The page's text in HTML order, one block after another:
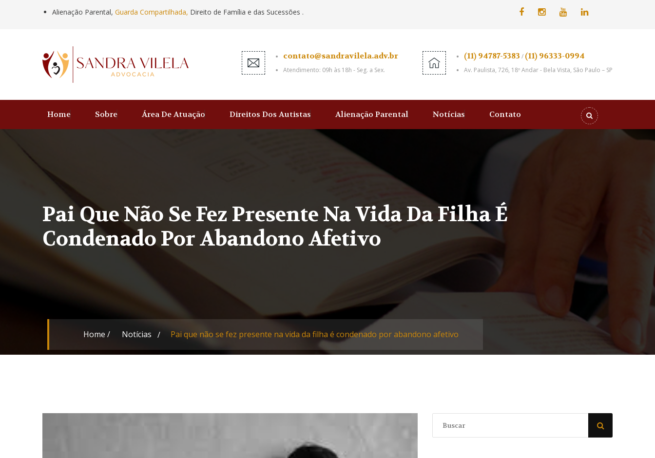
Alienação Parental, Guarda Compartilhada, Direito de Família e das Sucessões .
contato@sandravilela.adv.br
Atendimento: 09h às 18h - Seg. a Sex.
(11) 94787-5383 / (11) 96333-0994
Av. Paulista, 726, 18º Andar - Bela Vista, São Paulo – SP
Home Sobre Área De Atuação Direitos Dos Autistas Alienação Parental Notícias Contato
Pai Que Não Se Fez Presente Na Vida Da Filha É
Condenado Por Abandono Afetivo
Home / Notícias Pai que não se fez presente na vida da filha é condenado por abandono afetivo